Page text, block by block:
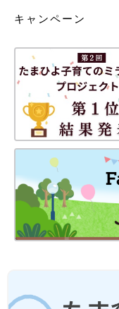
キャンペーン